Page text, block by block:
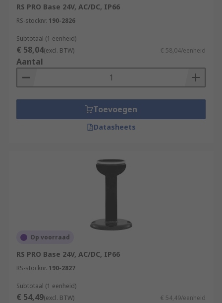
RS PRO Base 24V, AC/DC, IP66
RS-stocknr. 190-2826
Subtotaal (1 eenheid)
€ 58,04(excl. BTW) € 58,04/eenheid
Aantal
Toevoegen
Datasheets
Op voorraad
RS PRO Base 24V, AC/DC, IP66
RS-stocknr. 190-2827
Subtotaal (1 eenheid)
€ 54,49(excl. BTW) € 54,49/eenheid